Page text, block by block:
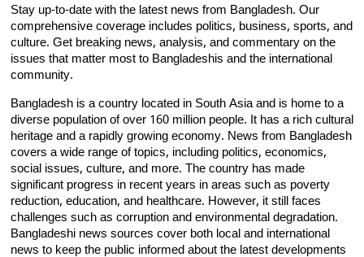
Stay up-to-date with the latest news from Bangladesh. Our
comprehensive coverage includes politics, business, sports, and
culture. Get breaking news, analysis, and commentary on the
issues that matter most to Bangladeshis and the international
community.
Bangladesh is a country located in South Asia and is home to a
diverse population of over 160 million people. It has a rich cultural
heritage and a rapidly growing economy. News from Bangladesh
covers a wide range of topics, including politics, economics,
social issues, culture, and more. The country has made
significant progress in recent years in areas such as poverty
reduction, education, and healthcare. However, it still faces
challenges such as corruption and environmental degradation.
Bangladeshi news sources cover both local and international
news to keep the public informed about the latest developments